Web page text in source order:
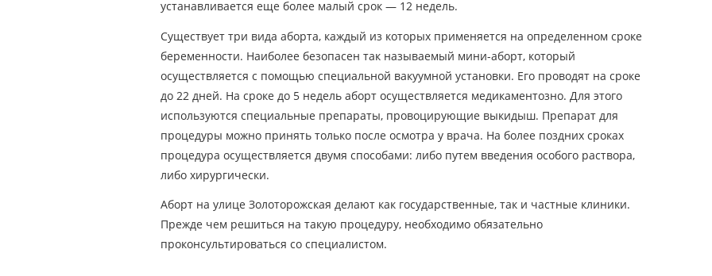
устанавливается еще более малый срок — 12 недель.
Существует три вида аборта, каждый из которых применяется на определенном сроке
беременности. Наиболее безопасен так называемый мини-аборт, который
осуществляется с помощью специальной вакуумной установки. Его проводят на сроке
до 22 дней. На сроке до 5 недель аборт осуществляется медикаментозно. Для этого
используются специальные препараты, провоцирующие выкидыш. Препарат для
процедуры можно принять только после осмотра у врача. На более поздних сроках
процедура осуществляется двумя способами: либо путем введения особого раствора,
либо хирургически.
Аборт на улице Золоторожская делают как государственные, так и частные клиники.
Прежде чем решиться на такую процедуру, необходимо обязательно
проконсультироваться со специалистом.